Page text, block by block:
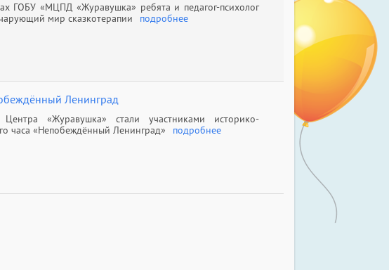
ГОБУ «МЦПД «Журавушка» ребята и педагог-психолог
мир сказкотерапии
подробнее
Ленинград
Центра «Журавушка» стали участниками историко-
часа «Непобеждённый Ленинград»
подробнее